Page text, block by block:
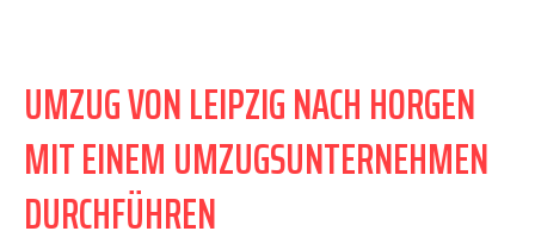
UMZUG VON LEIPZIG NACH HORGEN
MIT EINEM UMZUGSUNTERNEHMEN
DURCHFÜHREN